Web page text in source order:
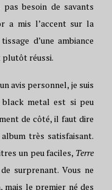
besoin de savants
a mis l’accent sur la
d’une ambiance
plutôt réussi.
avis personnel, je suis
metal est si peu
de côté, il faut dire
très satisfaisant.
un peu faciles, Terre
surprenant. Vous ne
mais le premier né des